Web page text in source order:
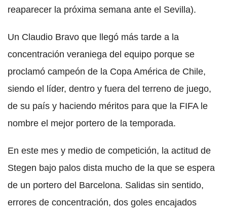
reaparecer la próxima semana ante el Sevilla).
Un Claudio Bravo que llegó más tarde a la
concentración veraniega del equipo porque se
proclamó campeón de la Copa América de Chile,
siendo el líder, dentro y fuera del terreno de juego,
de su país y haciendo méritos para que la FIFA le
nombre el mejor portero de la temporada.
En este mes y medio de competición, la actitud de
Stegen bajo palos dista mucho de la que se espera
de un portero del Barcelona. Salidas sin sentido,
errores de concentración, dos goles encajados